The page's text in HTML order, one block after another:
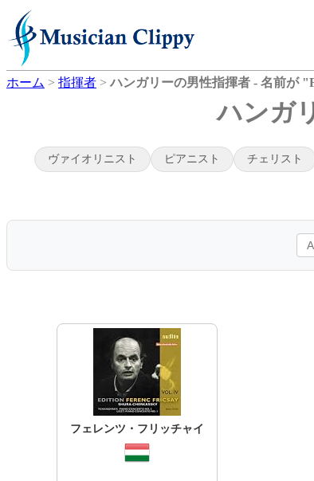
ホーム > 指揮者 >ハンガリーの男性指揮者 - 名前が
ハンガ
ヴァイオリニスト ピアニスト チェリスト
フェレンツ・フリッチャイ